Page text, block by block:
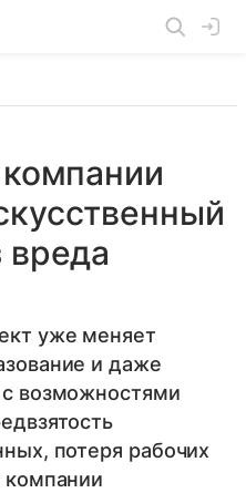
вреда
уже меняет
и даже
возможностями
потеря рабочих
компании